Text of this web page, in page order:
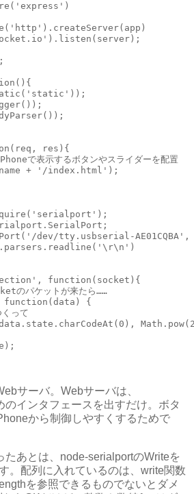
res){
で表示するボタンやスライダーを配置
+ '/index.html');
dev/tty.usbserial-
function(socket){
のパケットが来たら……
{
って
サーバ。Webサーバは、
のインタフェースを出すだけ。ボタ
から制御しやすくするためで
たあとは、node-serialportのWriteを
。配列に入れているのは、write関数
を参照できるものでないとダメ